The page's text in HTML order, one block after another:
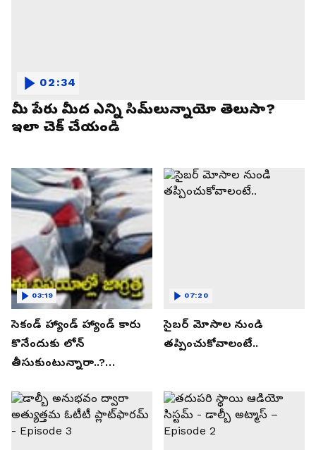
మీ పేరు మీద ఎన్ని సిమ్‌లున్నాయో తెలుసా?
ఇలా చెక్ చేయండి
02:34
సెకండ్ హ్యాండ్ హ్యాండ్ కారు
కొనేందుకు లోన్
తీసుకుంటున్నారా..?
తెలుసుకోండి..!
03:19
సైబర్ మోసాల నుండి
తప్పించుకోవాలంటే..
07:20